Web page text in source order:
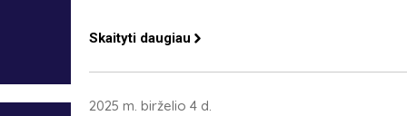
Skaityti daugiau
2025 m. birželio 4 d.